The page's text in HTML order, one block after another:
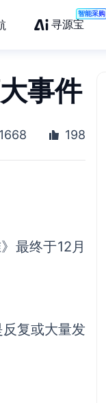
寻源宝
智能采购
事件
1668 198
最终于12月
复或大量发